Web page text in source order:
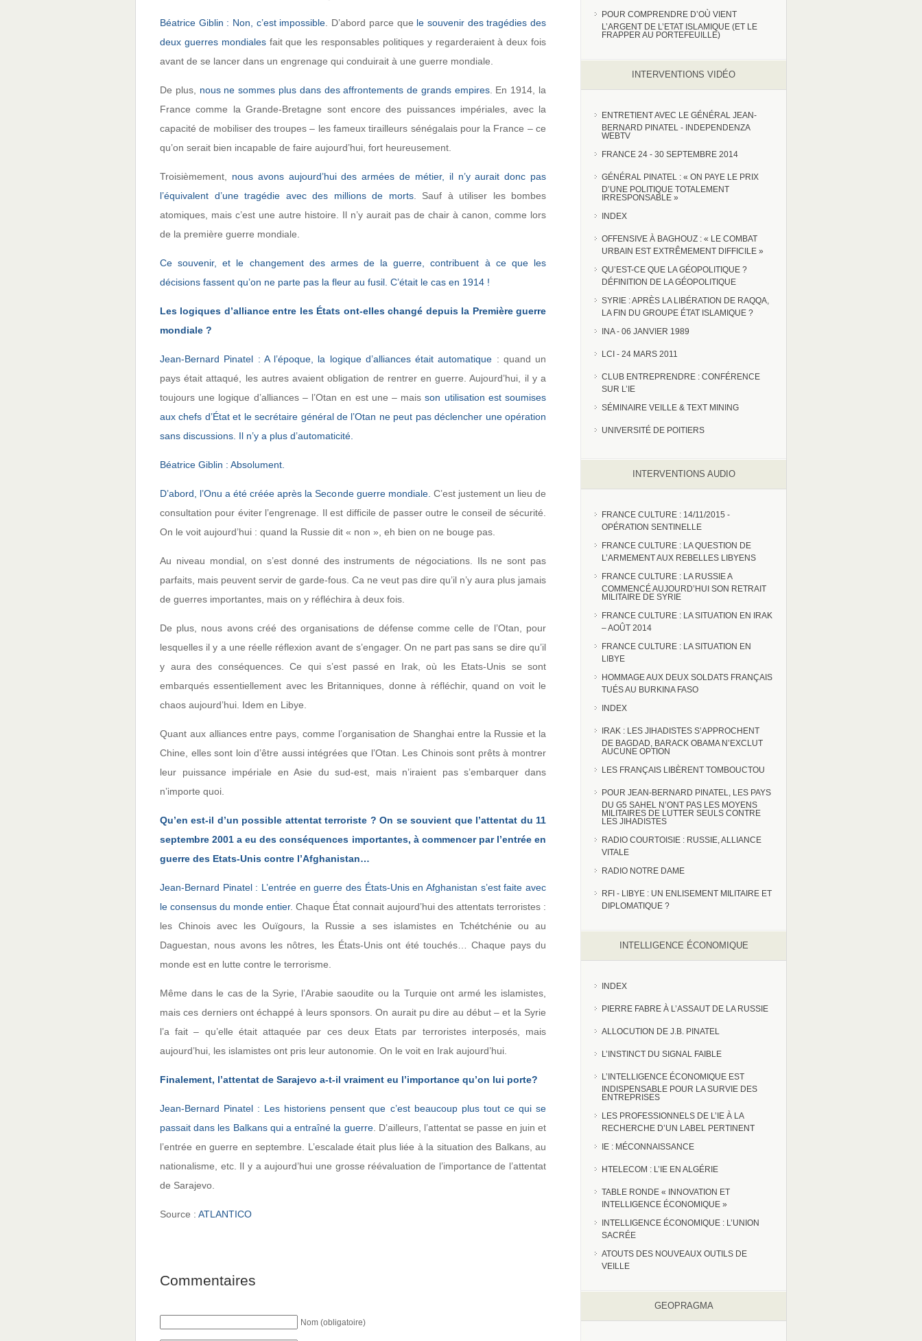
Béatrice Giblin : Non, c’est impossible . D’abord parce que le souvenir des tragédies des
deux guerres mondialesfait que les responsables politiques y regarderaient à deux fois
avant de se lancer dans un engrenage qui conduirait à une guerre mondiale.
De plus, nous ne sommes plus dans des affrontements de grands empires. En 1914, la
France comme la Grande-Bretagne sont encore des puissances impériales, avec la
capacité de mobiliser des troupes – les fameux tirailleurs sénégalais pour la France – ce
qu’on serait bien incapable de faire aujourd’hui, fort heureusement.
Troisièmement, nous avons aujourd’hui des armées de métier, il n’y aurait donc pas
l’équivalent d’une tragédie avec des millions de morts. Sauf à utiliser les bombes
atomiques, mais c’est une autre histoire. Il n’y aurait pas de chair à canon, comme lors
de la première guerre mondiale.
Ce souvenir, et le changement des armes de la guerre, contribuent à ce que les
décisions fassent qu’on ne parte pas la fleur au fusil. C’était le cas en 1914 !
Les logiques d’alliance entre les États ont-elles changé depuis la Première guerre
mondiale ?
Jean-Bernard Pinatel : A l’époque, la logique d’alliances était automatique : quand un
pays était attaqué, les autres avaient obligation de rentrer en guerre. Aujourd’hui, il y a
toujours une logique d’alliances – l’Otan en est une – maisson utilisation est soumises
aux chefs d’État et le secrétaire général de l’Otan ne peut pas déclencher une opération
sans discussions. Il n’y a plus d’automaticité.
Béatrice Giblin : Absolument.
D’abord, l’Onu a été créée après la Seconde guerre mondiale. C’est justement un lieu de
consultation pour éviter l’engrenage. Il est difficile de passer outre le conseil de sécurité.
On le voit aujourd’hui : quand la Russie dit « non », eh bien on ne bouge pas.
Au niveau mondial, on s’est donné des instruments de négociations. Ils ne sont pas
parfaits, mais peuvent servir de garde-fous. Ca ne veut pas dire qu’il n’y aura plus jamais
de guerres importantes, mais on y réfléchira à deux fois.
De plus, nous avons créé des organisations de défense comme celle de l’Otan, pour
lesquelles il y a une réelle réflexion avant de s’engager. On ne part pas sans se dire qu’il
y aura des conséquences. Ce qui s’est passé en Irak, où les Etats-Unis se sont
embarqués essentiellement avec les Britanniques, donne à réfléchir, quand on voit le
chaos aujourd’hui. Idem en Libye.
Quant aux alliances entre pays, comme l’organisation de Shanghai entre la Russie et la
Chine, elles sont loin d’être aussi intégrées que l’Otan. Les Chinois sont prêts à montrer
leur puissance impériale en Asie du sud-est, mais n’iraient pas s’embarquer dans
n’importe quoi.
Qu’en est-il d’un possible attentat terroriste ? On se souvient que l’attentat du 11
septembre 2001 a eu des conséquences importantes, à commencer par l’entrée en
guerre des Etats-Unis contre l’Afghanistan…
Jean-Bernard Pinatel : L’entrée en guerre des États-Unis en Afghanistan s’est faite avec
le consensus du monde entier. Chaque État connait aujourd’hui des attentats terroristes :
les Chinois avec les Ouïgours, la Russie a ses islamistes en Tchétchénie ou au
Daguestan, nous avons les nôtres, les États-Unis ont été touchés… Chaque pays du
monde est en lutte contre le terrorisme.
Même dans le cas de la Syrie, l’Arabie saoudite ou la Turquie ont armé les islamistes,
mais ces derniers ont échappé à leurs sponsors. On aurait pu dire au début – et la Syrie
l’a fait – qu’elle était attaquée par ces deux Etats par terroristes interposés, mais
aujourd’hui, les islamistes ont pris leur autonomie. On le voit en Irak aujourd’hui.
Finalement, l’attentat de Sarajevo a-t-il vraiment eu l’importance qu’on lui porte?
Jean-Bernard Pinatel : Les historiens pensent que c’est beaucoup plus tout ce qui se
passait dans les Balkans qui a entraîné la guerre. D’ailleurs, l’attentat se passe en juin et
l’entrée en guerre en septembre. L’escalade était plus liée à la situation des Balkans, au
nationalisme, etc. Il y a aujourd’hui une grosse réévaluation de l’importance de l’attentat
de Sarajevo.
Source : ATLANTICO
Commentaires
Nom (obligatoire)
POUR COMPRENDRE D’OÙ VIENT
L’ARGENT DE L’ETAT ISLAMIQUE (ET LE
FRAPPER AU PORTEFEUILLE)
INTERVENTIONS VIDÉO
ENTRETIENT AVEC LE GÉNÉRAL JEAN-
BERNARD PINATEL - INDEPENDENZA
WEBTV
FRANCE 24 - 30 SEPTEMBRE 2014
GÉNÉRAL PINATEL : « ON PAYE LE PRIX
D’UNE POLITIQUE TOTALEMENT
IRRESPONSABLE »
INDEX
OFFENSIVE À BAGHOUZ : « LE COMBAT
URBAIN EST EXTRÊMEMENT DIFFICILE »
QU’EST-CE QUE LA GÉOPOLITIQUE ?
DÉFINITION DE LA GÉOPOLITIQUE
SYRIE : APRÈS LA LIBÉRATION DE RAQQA,
LA FIN DU GROUPE ÉTAT ISLAMIQUE ?
INA - 06 JANVIER 1989
LCI - 24 MARS 2011
CLUB ENTREPRENDRE : CONFÉRENCE
SUR L’IE
SÉMINAIRE VEILLE & TEXT MINING
UNIVERSITÉ DE POITIERS
INTERVENTIONS AUDIO
FRANCE CULTURE : 14/11/2015 -
OPÉRATION SENTINELLE
FRANCE CULTURE : LA QUESTION DE
L’ARMEMENT AUX REBELLES LIBYENS
FRANCE CULTURE : LA RUSSIE A
COMMENCÉ AUJOURD’HUI SON RETRAIT
MILITAIRE DE SYRIE
FRANCE CULTURE : LA SITUATION EN IRAK
– AOÛT 2014
FRANCE CULTURE : LA SITUATION EN
LIBYE
HOMMAGE AUX DEUX SOLDATS FRANÇAIS
TUÉS AU BURKINA FASO
INDEX
IRAK : LES JIHADISTES S’APPROCHENT
DE BAGDAD, BARACK OBAMA N’EXCLUT
AUCUNE OPTION
LES FRANÇAIS LIBÈRENT TOMBOUCTOU
POUR JEAN-BERNARD PINATEL, LES PAYS
DU G5 SAHEL N’ONT PAS LES MOYENS
MILITAIRES DE LUTTER SEULS CONTRE
LES JIHADISTES
RADIO COURTOISIE : RUSSIE, ALLIANCE
VITALE
RADIO NOTRE DAME
RFI - LIBYE : UN ENLISEMENT MILITAIRE ET
DIPLOMATIQUE ?
INTELLIGENCE ÉCONOMIQUE
INDEX
PIERRE FABRE À L’ASSAUT DE LA RUSSIE
ALLOCUTION DE J.B. PINATEL
L’INSTINCT DU SIGNAL FAIBLE
L’INTELLIGENCE ÉCONOMIQUE EST
INDISPENSABLE POUR LA SURVIE DES
ENTREPRISES
LES PROFESSIONNELS DE L’IE À LA
RECHERCHE D’UN LABEL PERTINENT
IE : MÉCONNAISSANCE
HTELECOM : L’IE EN ALGÉRIE
TABLE RONDE « INNOVATION ET
INTELLIGENCE ÉCONOMIQUE »
INTELLIGENCE ÉCONOMIQUE : L’UNION
SACRÉE
ATOUTS DES NOUVEAUX OUTILS DE
VEILLE
GEOPRAGMA